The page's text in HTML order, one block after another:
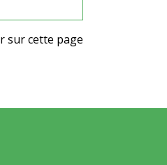
sur cette page